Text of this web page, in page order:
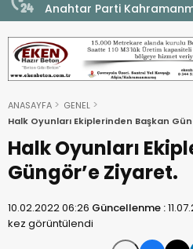
Anahtar Parti
Afşin Teşkilatı ile buluştu.
ANASAYFA
GENEL
Halk Oyunları Ekiplerinden Başkan
Halk Oyunları
Güngör’e Ziyaret.
10.02.2022 06:26 Güncellenme :
kez görüntülendi